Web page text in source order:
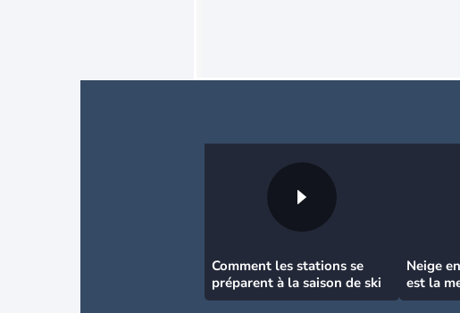
Comment les stations se
préparent à la saison de ski
Neige
est la